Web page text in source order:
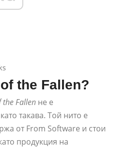
the Fallen?
the Fallen не е
такава. Той нито е
от From Software и стои
продукция на